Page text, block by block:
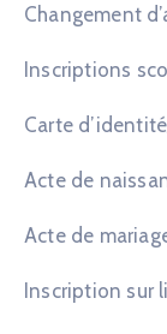
Changement
Inscriptions
Carte
Acte de
Acte de
Inscription sur